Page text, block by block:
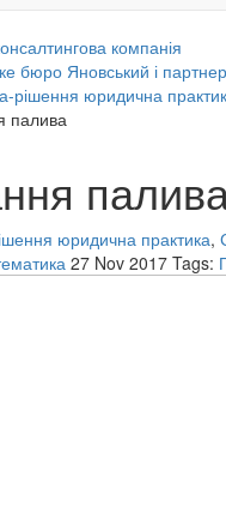
компанія
бюро Яновський і
рішення юридична
палива
юридична практика,
27 Nov 2017 Tags: